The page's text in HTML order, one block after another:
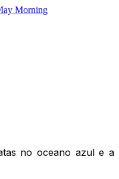
no oceano azul e a